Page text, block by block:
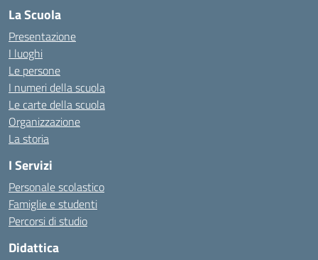
La Scuola
Presentazione
I luoghi
Le persone
I numeri della scuola
Le carte della scuola
Organizzazione
La storia
I Servizi
Personale scolastico
Famiglie e studenti
Percorsi di studio
Didattica